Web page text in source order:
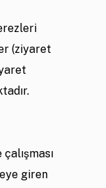
(ziyaret
giren